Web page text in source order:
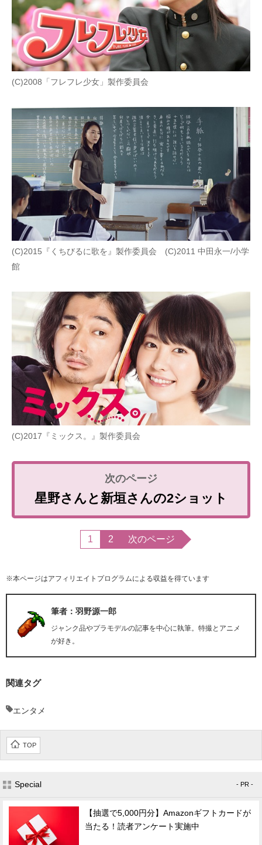
(C)2008「フレフレ少女」製作委員会
(C)2015『くちびるに歌を』製作委員会 (C)2011 中田永一/小学
館
(C)2017『ミックス。』製作委員会
星野さんと新垣さんの2ショット
1 2 次のページ
※本ページはアフィリエイトプログラムによる収益を得ています
筆者：羽野源一郎
ジャンク品やプラモデルの記事を中心に執筆。特撮とアニメ
が好き。
関連タグ
エンタメ
TOP
Special - PR -
【抽選で5,000円分】Amazonギフトカードが
当たる！読者アンケート実施中